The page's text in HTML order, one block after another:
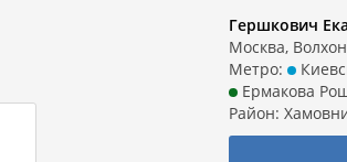
Гершкович
Москва,
Метро:
Ермакова
Район: